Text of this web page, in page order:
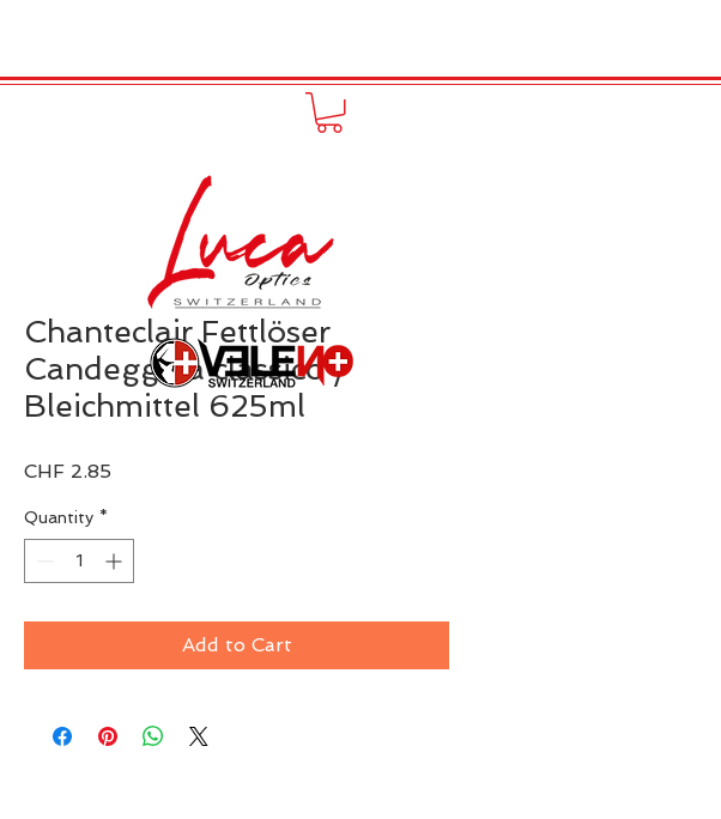
Chanteclair Fettlöser
Candeggina classico /
Bleichmittel 625ml
CHF 2.85
Quantity *
Add to Cart